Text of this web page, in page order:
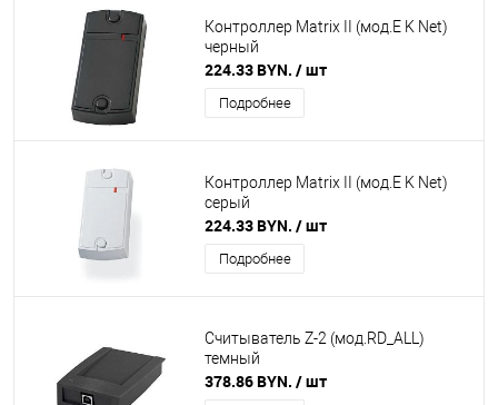
Контроллер Matrix II (мод.E K Net)
черный
224.33 BYN. / шт
Подробнее
Контроллер Matrix II (мод.E K Net)
серый
224.33 BYN. / шт
Подробнее
Считыватель Z-2 (мод.RD_ALL)
темный
378.86 BYN. / шт